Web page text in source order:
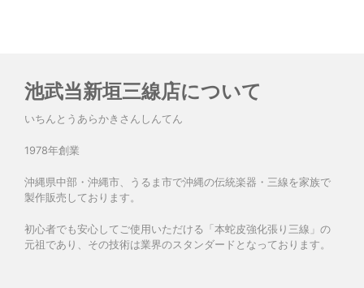
池武当新垣三線店について
いちんとうあらかきさんしんてん
1978年創業
沖縄県中部・沖縄市、うるま市で沖縄の伝統楽器・三線を家族で
製作販売しております。
初心者でも安心してご使用いただける「本蛇皮強化張り三線」の
元祖であり、その技術は業界のスタンダードとなっております。